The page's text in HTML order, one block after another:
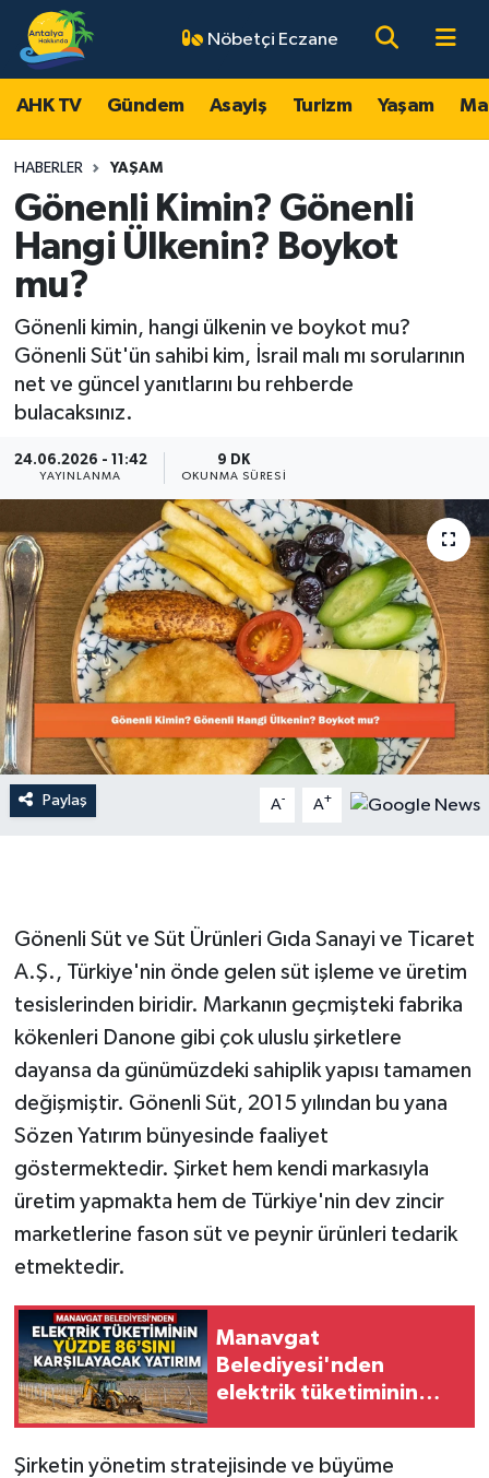
Nöbetçi Eczane
AHK TV Gündem Asayiş Turizm Yaşam
HABERLER YAŞAM
Gönenli Kimin? Gönenli
Hangi Ülkenin? Boykot
mu?
Gönenli kimin, hangi ülkenin ve boykot mu?
Gönenli Süt'ün sahibi kim, İsrail malı mı sorularının
net ve güncel yanıtlarını bu rehberde
bulacaksınız.
24.06.2026 - 11:42
YAYINLANMA
9 DK
OKUNMA SÜRESI
Paylaş A- A+
Gönenli Süt ve Süt Ürünleri Gıda Sanayi ve Ticaret
A.Ş., Türkiye'nin önde gelen süt işleme ve üretim
tesislerinden biridir. Markanın geçmişteki fabrika
kökenleri Danone gibi çok uluslu şirketlere
dayansa da günümüzdeki sahiplik yapısı tamamen
değişmiştir. Gönenli Süt, 2015 yılından bu yana
Sözen Yatırım bünyesinde faaliyet
göstermektedir. Şirket hem kendi markasıyla
üretim yapmakta hem de Türkiye'nin dev zincir
marketlerine fason süt ve peynir ürünleri tedarik
etmektedir.
Manavgat
Belediyesi'nden
elektrik tüketiminin
Şirketin yönetim stratejisinde ve büyüme
AHK TV
Gündem
Asayiş
Turizm
Magazin
Ekonomi
Spor
Dünya
Resmi Reklamlar
Antalya Nöbetçi Eczaneler
Antalya Hava Durumu
Antalya Namaz Vakitleri
Antalya Trafik Yoğunluk Haritası
Tüm Manşetler
Son Dakika Haberleri
Haber Arşivi